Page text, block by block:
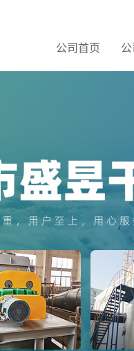
公司首页